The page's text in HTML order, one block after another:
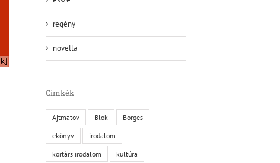
regény
novella
Címkék
Ajtmatov Blok Borges
ekönyv irodalom
kortárs irodalom kultúra